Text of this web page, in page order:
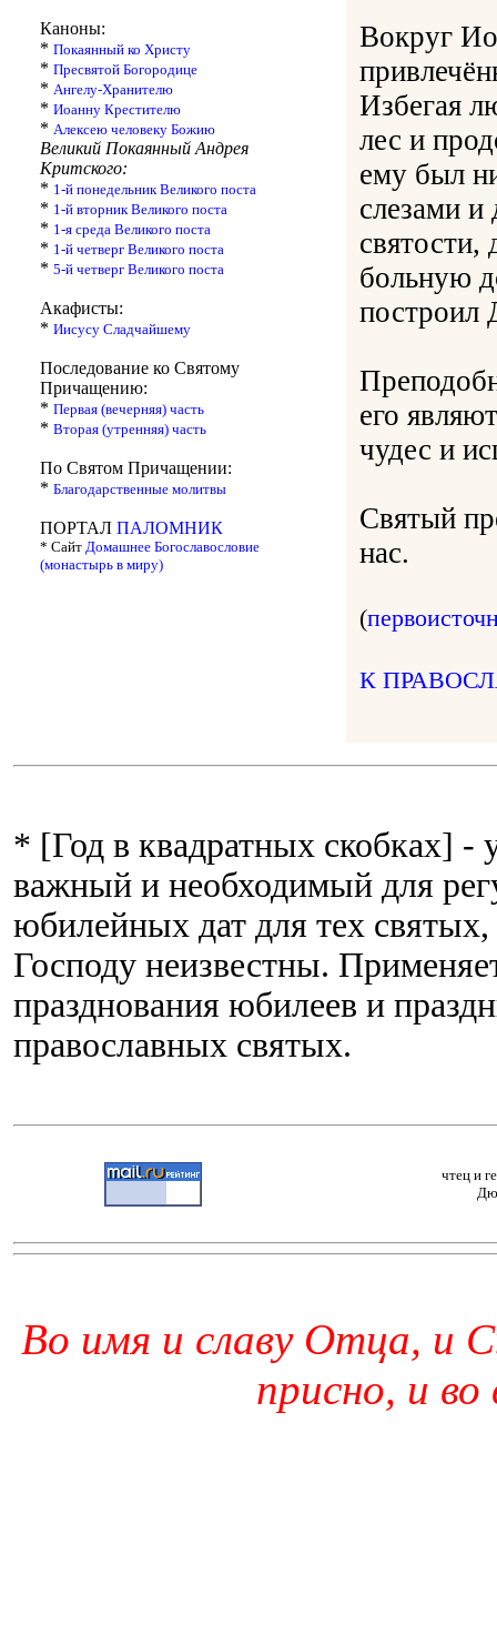
Каноны:
* Покаянный ко Христу
* Пресвятой Богородице
* Ангелу-Хранителю
* Иоанну Крестителю
* Алексею человеку Божию
Великий Покаянный Андрея
Критского:
* 1-й понедельник Великого поста
* 1-й вторник Великого поста
* 1-я среда Великого поста
* 1-й четверг Великого поста
* 5-й четверг Великого поста
Акафисты:
* Иисусу Сладчайшему
Последование ко Святому
Причащению:
* Первая (вечерняя) часть
* Вторая (утренняя) часть
По Святом Причащении:
* Благодарственные молитвы
ПОРТАЛ ПАЛОМНИК
* Сайт Домашнее Богославословие
(монастырь в миру)
Вокруг
Избегая
лес и
ему был
слезами и
святости,
больную
построил
его
чудес и
Святый
нас.
(
К
* [Год в квадратных скобках] -
важный и необходимый для
юбилейных дат для тех
Господу неизвестны.
празднования юбилеев и
православных святых.
чтец и
Во имя и славу Отца, и
присно, и во